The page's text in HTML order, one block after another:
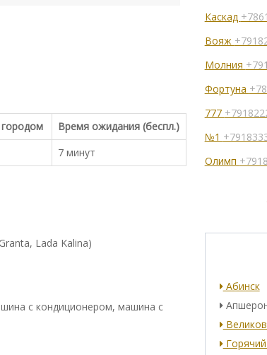
Время ожидания (беспл.)
7 минут
Lada Kalina)
с кондиционером, машина с
Каскад
Вояж
Молния
Фортуна
777
№1
Олимп
Абинск